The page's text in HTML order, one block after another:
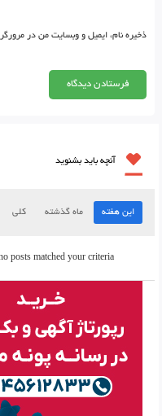
ذخیره نام، ایمیل و وبسایت من در
آنچه باید بشنوید
این هفته ماه گذشته کلی
posts matched your criteria.